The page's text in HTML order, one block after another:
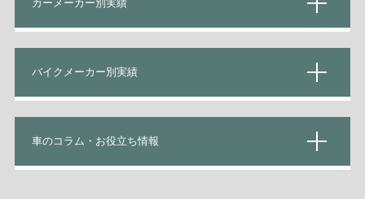
カーメーカー別実績
バイクメーカー別実績
車のコラム・お役立ち情報